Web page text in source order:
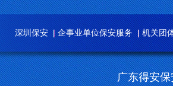
深圳保安 企事业单位保安服务 机关团
广东得安